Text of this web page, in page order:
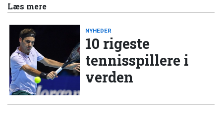
Læs mere
NYHEDER
10 rigeste
tennisspillere i
verden